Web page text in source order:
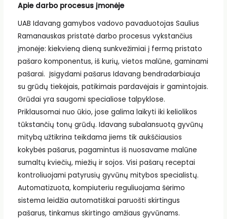
Apie darbo procesus įmonėje
UAB Idavang gamybos vadovo pavaduotojas Saulius
Ramanauskas pristatė darbo procesus vykstančius
įmonėje: kiekvieną dieną sunkvežimiai į fermą pristato
pašaro komponentus, iš kurių, vietos malūne, gaminami
pašarai. Įsigydami pašarus Idavang bendradarbiauja
su grūdų tiekėjais, patikimais pardavėjais ir gamintojais.
Grūdai yra saugomi specialiose talpyklose.
Priklausomai nuo ūkio, jose galima laikyti iki keliolikos
tūkstančių tonų grūdų. Idavang subalansuotą gyvūnų
mitybą užtikrina teikdama jiems tik aukščiausios
kokybės pašarus, pagamintus iš nuosavame malūne
sumaltų kviečių, miežių ir sojos. Visi pašarų receptai
kontroliuojami patyrusių gyvūnų mitybos specialistų.
Automatizuota, kompiuteriu reguliuojama šėrimo
sistema leidžia automatiškai paruošti skirtingus
pašarus, tinkamus skirtingo amžiaus gyvūnams.